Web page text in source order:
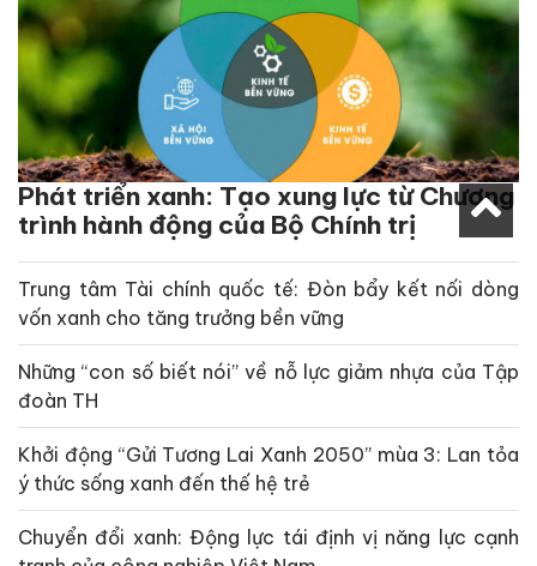
Phát triển xanh: Tạo xung lực từ Chương
trình hành động của Bộ Chính trị
Trung tâm Tài chính quốc tế: Đòn bẩy kết nối dòng
vốn xanh cho tăng trưởng bền vững
Những “con số biết nói” về nỗ lực giảm nhựa của Tập
đoàn TH
Khởi động “Gửi Tương Lai Xanh 2050” mùa 3: Lan tỏa
ý thức sống xanh đến thế hệ trẻ
Chuyển đổi xanh: Động lực tái định vị năng lực cạnh